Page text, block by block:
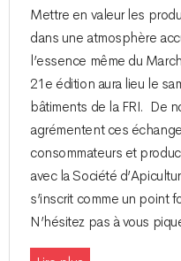
Mettre en valeur les
dans une atmosphère
l’essence même du
21e édition aura lieu le
bâtiments de la FRI. De
agrémentent ces
consommateurs et
avec la Société
s’inscrit comme un point
N’hésitez pas à vous